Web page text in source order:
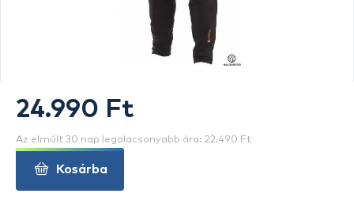
24.990 Ft
Az elmúlt 30 nap legalacsonyabb ára: 22.490 Ft
Kosárba